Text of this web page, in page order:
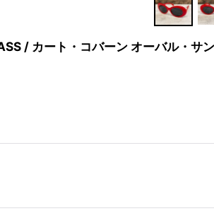
/ カート・コバーン オーバル・サ